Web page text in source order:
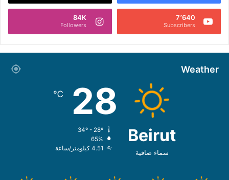
7٬640
Subscribers
84K
Followers
Weather
Beirut
سماء صافية
28
℃
65%
4.51 كيلومتر/ساعة